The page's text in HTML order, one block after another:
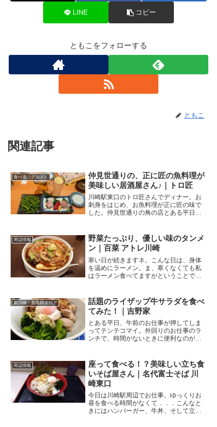
LINE コピー
ともこをフォローする
ともこ
関連記事
食べる（グルメ）
仲見世通りの、正に匠の魚料理が
美味しい居酒屋さん♪｜トロ匠
川崎駅東口のトロ匠さんでディナー。お
刺身をはじめ、お魚料理が正に匠の味で
した。仲見世通りの角の店とある平日、
り。地下街のアゼリアを抜け、26番出口
から出てさらに4～5分歩...
周辺情報
野菜たっぷり、優しい味のタンメ
ン｜百菜 アトレ川崎
寒い日が続きますネ。こんな日は、身体
を温めにラーメン。ま、寒くなくても私
はラーメン食べてますがということで、
ォニーの人気店。他のお店と違うと感じ
るのは．．． 店舗...
新川崎・鹿島田エリア
話題のライザップ牛サラダを食べ
てみた！｜吉野家
とある平日、午前のお仕事が押してしま
ってテンテコマイ。外回りのお仕事のラ
ンチで、時間がないときに便利なのが牛
ジの看板。吉野家 川崎西口店関連ランキ
ング：牛丼 | 川崎駅...
周辺情報
座って食べる！？美味しい立ち食
いそば屋さん｜名代富士そば 川
崎東口
今日は川崎駅周辺でお仕事。ゆっくりお
昼を食べる時間がなくて．．．こんなと
きにはハンバーガー、牛丼、そして立ち